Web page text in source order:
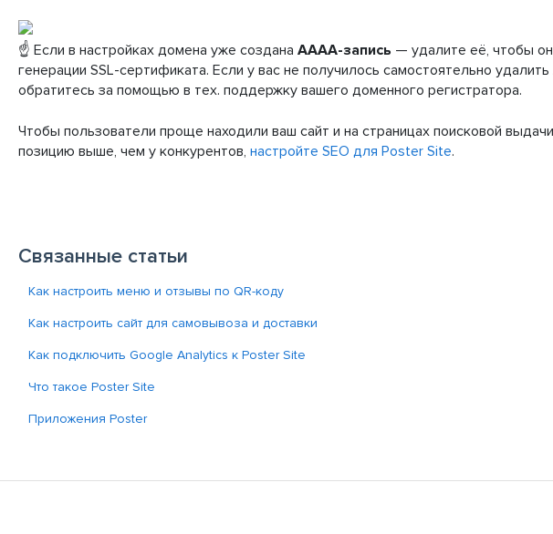
☝️ Если в настройках домена уже создана АААА-запись — удалите её, чтобы
генерации SSL-сертификата. Если у вас не получилось самостоятельно
обратитесь за помощью в тех. поддержку вашего доменного регистратора.
Чтобы пользователи проще находили ваш сайт и на страницах поисковой
позицию выше, чем у конкурентов, настройте SEO для Poster Site.
Связанные статьи
Как настроить меню и отзывы по QR-коду
Как настроить сайт для самовывоза и доставки
Как подключить Google Analytics к Poster Site
Что такое Poster Site
Приложения Poster